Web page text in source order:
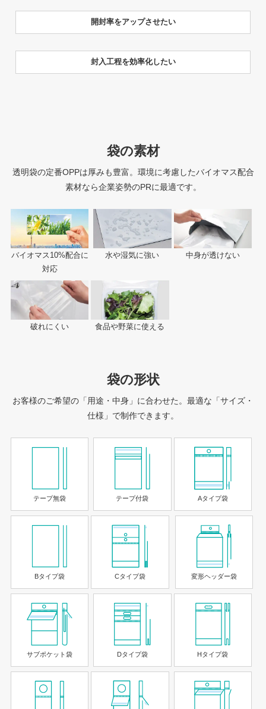
開封率をアップさせたい
封入工程を効率化したい
袋の素材
透明袋の定番OPPは厚みも豊富。環境に考慮したバイオマス配合
素材なら企業姿勢のPRに最適です。
バイオマス10%配合に
対応
水や湿気に強い 中身が透けない
破れにくい 食品や野菜に使える
袋の形状
お客様のご希望の「用途・中身」に合わせた。最適な「サイズ・
仕様」で制作できます。
テープ無袋 テープ付袋 Aタイプ袋
Bタイプ袋 Cタイプ袋 変形ヘッダー袋
サブポケット袋 Dタイプ袋 Hタイプ袋